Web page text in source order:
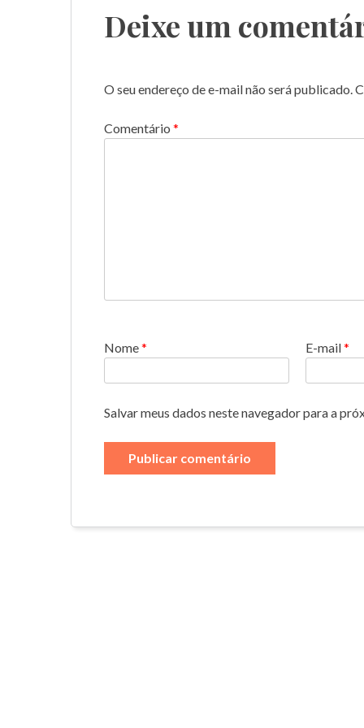
Deixe um
O seu endereço de e-mail não será publicado.
Comentário *
Nome* E-mail*
Salvar meus dados neste navegador para a